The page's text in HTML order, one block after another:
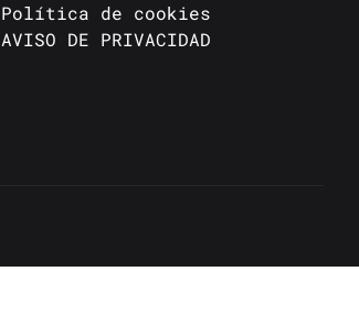
Política de cookies
AVISO DE PRIVACIDAD